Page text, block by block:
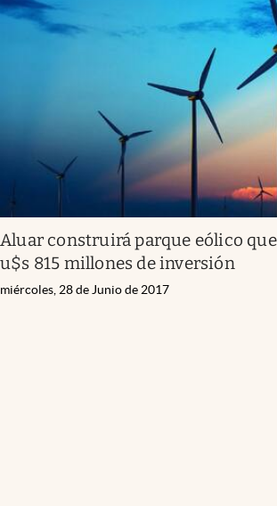
Aluar construirá parque eólico
u$s 815 millones de inversión
miércoles, 28 de Junio de 2017